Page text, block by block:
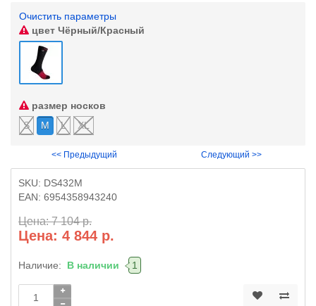
Очистить параметры
цвет Чёрный/Красный
размер носков
S
M L XL
<< Предыдущий Следующий >>
SKU: DS432M
EAN: 6954358943240
Цена: 7 104 р.
Цена: 4 844 р.
Наличие: В наличии 1